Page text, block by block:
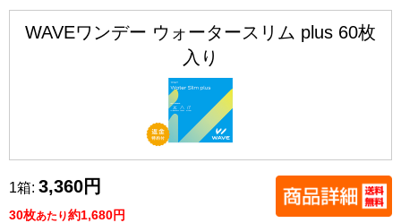
WAVEワンデー ウォータースリム plus 60枚
入り
1箱: 3,360円
30枚あたり約1,680円